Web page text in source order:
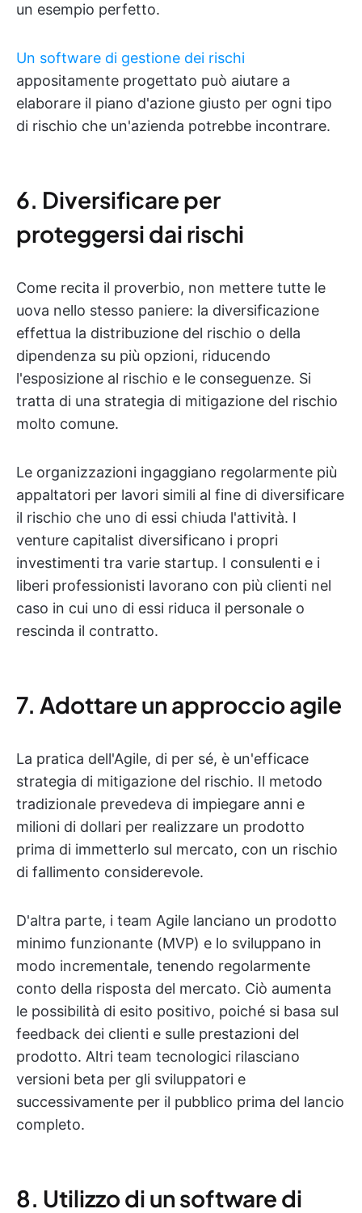
un esempio perfetto.
Un software di gestione dei rischi
appositamente progettato può aiutare a
elaborare il piano d'azione giusto per ogni tipo
di rischio che un'azienda potrebbe incontrare.
6. Diversificare per
proteggersi dai rischi
Come recita il proverbio, non mettere tutte le
uova nello stesso paniere: la diversificazione
effettua la distribuzione del rischio o della
dipendenza su più opzioni, riducendo
l'esposizione al rischio e le conseguenze. Si
tratta di una strategia di mitigazione del rischio
molto comune.
Le organizzazioni ingaggiano regolarmente più
appaltatori per lavori simili al fine di diversificare
il rischio che uno di essi chiuda l'attività. I
venture capitalist diversificano i propri
investimenti tra varie startup. I consulenti e i
liberi professionisti lavorano con più clienti nel
caso in cui uno di essi riduca il personale o
rescinda il contratto.
7. Adottare un approccio agile
La pratica dell'Agile, di per sé, è un'efficace
strategia di mitigazione del rischio. Il metodo
tradizionale prevedeva di impiegare anni e
milioni di dollari per realizzare un prodotto
prima di immetterlo sul mercato, con un rischio
di fallimento considerevole.
D'altra parte, i team Agile lanciano un prodotto
minimo funzionante (MVP) e lo sviluppano in
modo incrementale, tenendo regolarmente
conto della risposta del mercato. Ciò aumenta
le possibilità di esito positivo, poiché si basa sul
feedback dei clienti e sulle prestazioni del
prodotto. Altri team tecnologici rilasciano
versioni beta per gli sviluppatori e
successivamente per il pubblico prima del lancio
completo.
8. Utilizzo di un software di